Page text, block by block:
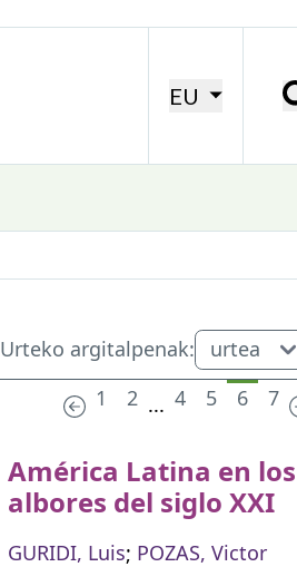
EU
Urteko argitalpenak:
1 2 ... 4 5 6 7
América Latina en los
albores del siglo XXI
GURIDI, Luis; POZAS, Victor